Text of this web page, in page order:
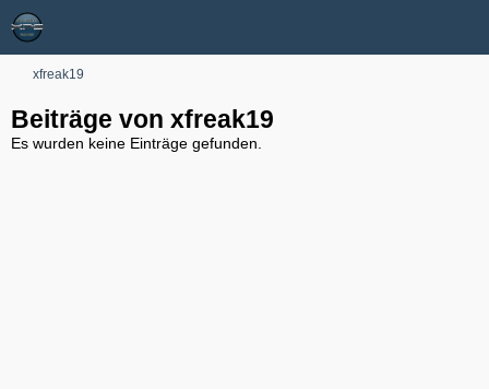
xfreak19
Beiträge von xfreak19
Es wurden keine Einträge gefunden.